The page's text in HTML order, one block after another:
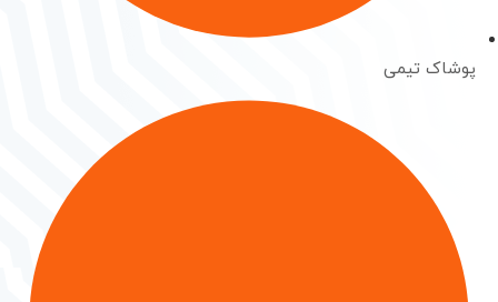
پوشاک تیمی